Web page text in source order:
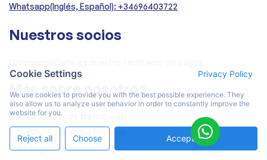
Whatsapp(Inglés, Español): +34696403722
Nuestros socios
Más sobre nosotros
Comprobador de tráfico web
Comprobador de tráfico web
Tráfico geolocalizado
Cookie Settings Privacy Policy
We use cookies to provide you with the best possible experience. They
also allow us to analyze user behavior in order to constantly improve the
website for you.
Reject all Choose Accept All